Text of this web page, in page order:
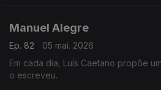
Manuel Alegre
Ep. 82
05 mai. 2026
Em cada dia, Luís Caetano propõe
o escreveu.